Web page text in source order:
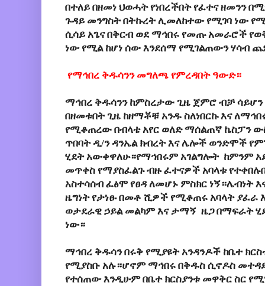
በተለይ በዘመነ ህወሓት የነበረችበት የፈተና ዘመንን
ጉዳይ መንግስት በትኩረት ሊመለከተው የሚገባ ነው
ሲሳይ አጌና በቅርብ ወደ ማኅበሩ የመጡ አመራሮች
ነው የሚል ከሆነ ሰው እንደሰማ የሚገልጠውን ሃሳብ
የማኅበረ ቅዱሳንን መግለጫ የምረዳበት ዓውድ።
ማኅበረ ቅዱሳንን ከምስረታው ጊዜ ጀምሮ ብቻ ሳይሆን
በዘመቱበት ጊዜ ከዘማቾቹ አንዱ ስለነበርኩ እና
የሚቆጠረው በብላቴ አየር ወለድ ማሰልጠኛ ኬስፓን
ጥበባት ዲ/ን ዳንኤል ክብረት እና ሌሎች ወንድሞች
ሂደት አውቀዋለሁ።የማኅበሩም አገልግሎት ከምንም
መጥቀስ የማያስፈልጉ ብዙ ፈተናዎች አባላቱ
አስተሳሰብ ፈፅሞ የፀዳ ለመሆኑ ምስክር ነኝ።ሌብነት
ዜግነት የታነፁ በመቶ ሺዎች የሚቆጠሩ አባላት ያፈራ
ወታደራዊ ኃይል መልካም እና ታማኝ ዜጋ በማፍራት
ነው።
ማኅበረ ቅዱሳን በሩቅ የሚያዩት አንዳንዶች ከቤተ
የሚያስቡ አሉ።ሆኖም ማኅበሩ በቅዱስ ሲኖዶስ
የተሰጠው እንዲሁም በቤተ ክርስያንቱ መዋቅር ስር